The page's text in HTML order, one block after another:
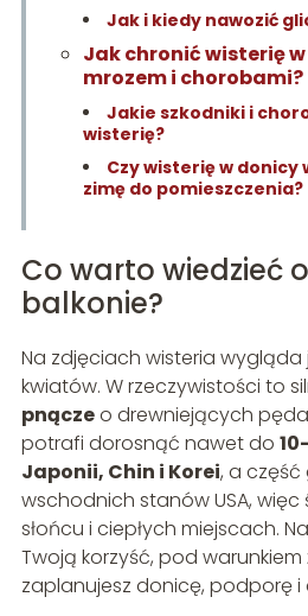
Jak i kiedy nawozić
Jak chronić wisterię
mrozem i chorobami?
Jakie szkodniki i
wisterię?
Czy wisterię w
zimę do pomieszczenia?
Co warto wiedzieć
balkonie?
Na zdjęciach wisteria
kwiatów. W rzeczywistości to
pnączeo drewniejących
potrafi dorosnąć nawet do
Japonii, Chin i Korei, a część
wschodnich stanów USA,
słońcu i ciepłych miejscach.
Twoją korzyść, pod warunkiem
zaplanujesz donicę, podporę i